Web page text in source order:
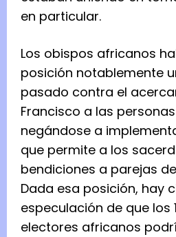
en particular.
Los obispos africanos
posición notablemente
pasado contra el
Francisco a las personas
negándose a
que permite a los
bendiciones a parejas
Dada esa posición, hay
especulación de que los
electores africanos